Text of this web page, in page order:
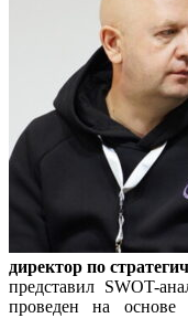
директор по
представил SWOT-
проведен на основе